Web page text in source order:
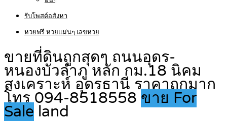
รับโพสต์อสังหา
หวยฟรี หวยแม่นๆ เลขหวย
ขายที่ดินถูกสุดๆ ถนนอุดร-
หนองบัวลำภู หลัก กม.18 นิคม
สงเคราะห์ อุดรธานี ราคาถูกมาก
โทร 094-8518558 ขาย For
Sale land